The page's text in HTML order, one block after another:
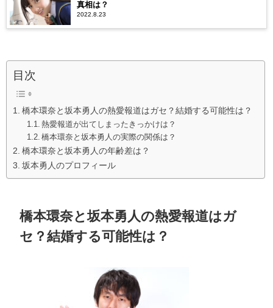
真相は？
2022.8.23
目次
橋本環奈と坂本勇人の熱愛報道はガセ？結婚する可能性は？
熱愛報道が出てしまったきっかけは？
橋本環奈と坂本勇人の実際の関係は？
橋本環奈と坂本勇人の年齢差は？
坂本勇人のプロフィール
橋本環奈と坂本勇人の熱愛報道はガ
セ？結婚する可能性は？